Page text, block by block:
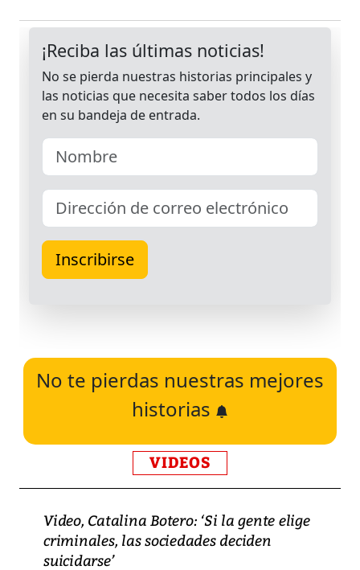
No te pierdas nuestras mejores
historias
VIDEOS
Video, Catalina Botero: ‘Si la gente elige
criminales, las sociedades deciden
suicidarse’